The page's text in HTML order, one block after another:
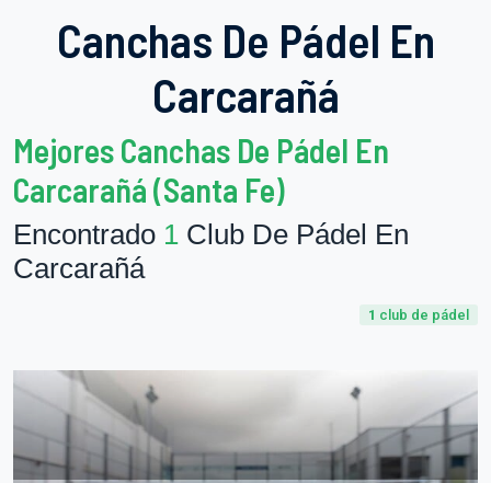
Canchas De Pádel En
Carcarañá
Mejores Canchas De Pádel En
Carcarañá (Santa Fe)
Encontrado 1 Club De Pádel En
Carcarañá
1 club de pádel